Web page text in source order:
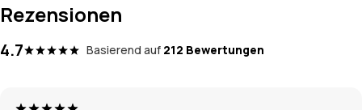
Rezensionen
4.7 Basierend auf 212 Bewertungen